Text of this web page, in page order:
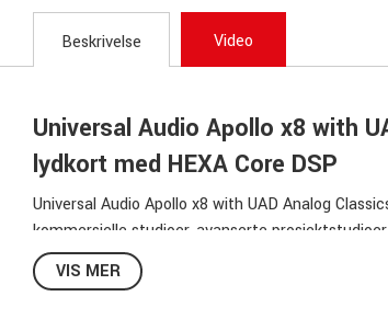
Beskrivelse Video
Universal Audio Apollo x8 with
lydkort med HEXA Core DSP
Universal Audio Apollo x8 with UAD Analog
kommersielle studioer, avanserte
kraftig UAD DSP-prosessering er avgjørende.
VIS MER